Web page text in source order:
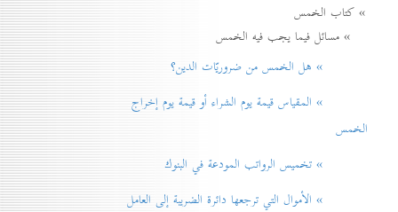
» كتاب الخمس
» مسائل فيما يجب فيه الخمس
» هل الخمس من ضروريّات الدين؟
» المقياس قيمة يوم الشراء أو قيمة يوم إخراج
الخمس
» تخميس الرواتب المودعة في البنوك
» الأموال التي ترجعها دائرة الضريبة إلی العامل